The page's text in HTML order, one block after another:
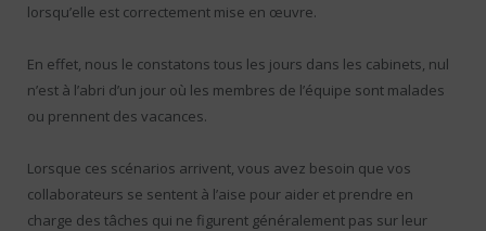
lorsqu’elle est correctement mise en œuvre.
En effet, nous le constatons tous les jours dans les cabinets, nul
n’est à l’abri d’un jour où les membres de l’équipe sont malades
ou prennent des vacances.
Lorsque ces scénarios arrivent, vous avez besoin que vos
collaborateurs se sentent à l’aise pour aider et prendre en
charge des tâches qui ne figurent généralement pas sur leur